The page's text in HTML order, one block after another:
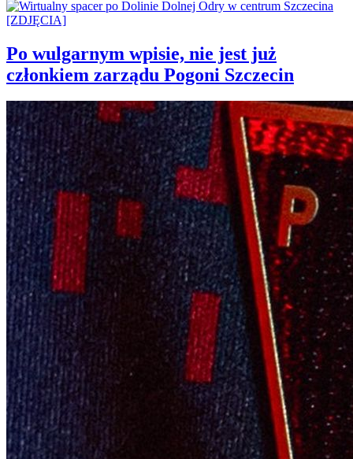
Po wulgarnym wpisie, nie jest już
członkiem zarządu Pogoni Szczecin